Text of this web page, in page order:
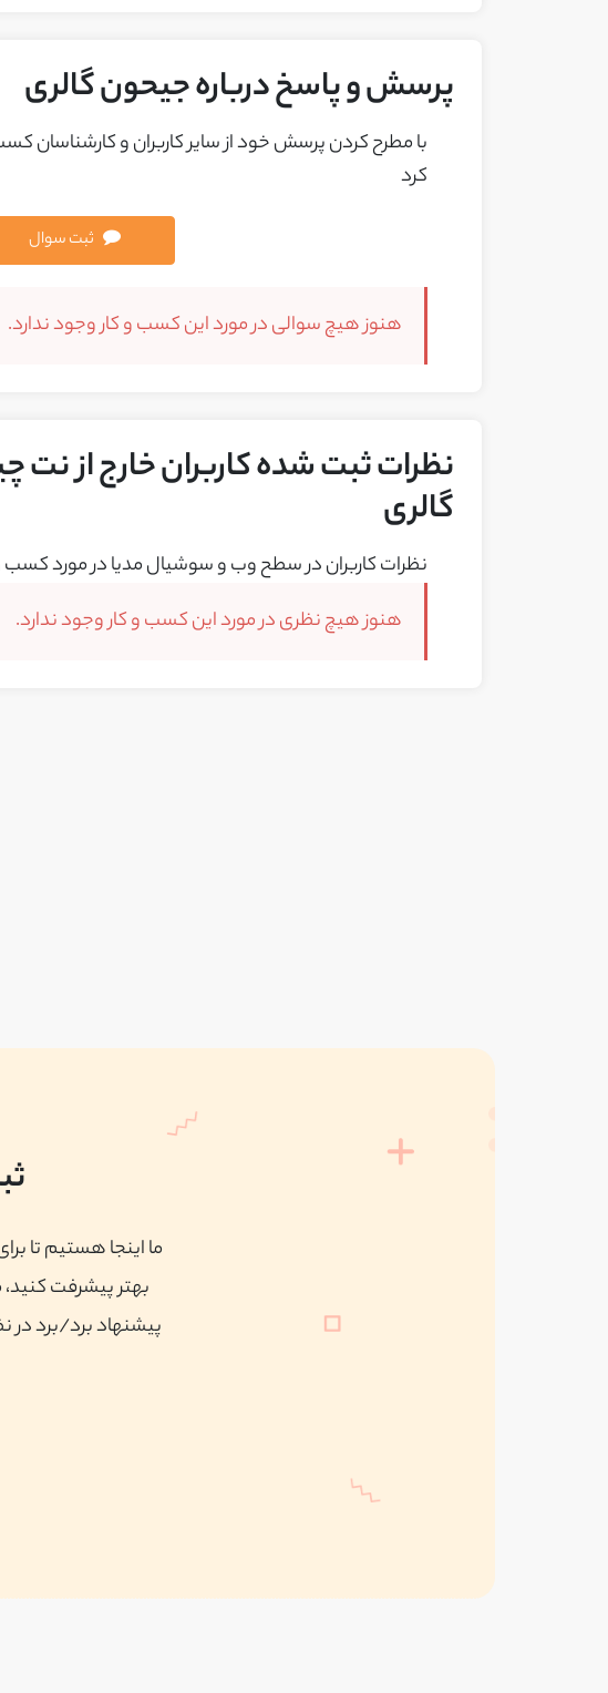
پرسش و پاسخ درباره جیحون گالری
با مطرح کردن پرسش خود از ساير کاربران و کارشناسان
کرد
ثبت سوال
هنوز هیچ سوالی در مورد این کسب و کار وجود ندارد.
نظرات ثبت شده کاربران خارج از نت
گالری
نظرات کاربران در سطح وب و سوشیال مدیا در مورد کسب
هنوز هیچ نظری در مورد این کسب و کار وجود ندارد.
ما اینجا هستیم تا
بهتر پیشرفت
پیشنهاد برد/برد در